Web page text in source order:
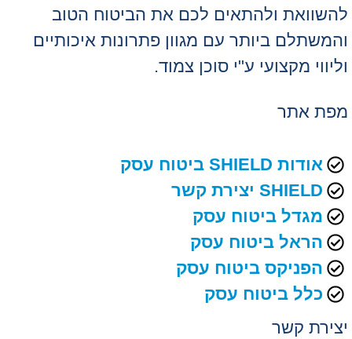
להשוואת ולהתאים לכם את הביטוח הטוב
והמשתלם ביותר עם מגוון פתרונות איכותיים
וליווי מקצועי ע"י סוכן צמוד.
מפת אתר
אודות SHIELD ביטוח עסק
SHIELD יצירת קשר
מגדל ביטוח עסק
הראל ביטוח עסק
הפניקס ביטוח עסק
כלל ביטוח עסק
יצירת קשר